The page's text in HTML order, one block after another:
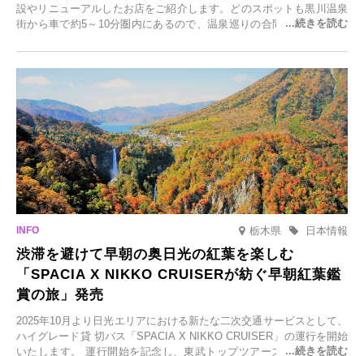
設やリニューアルしたお店をご紹介します。どのスポットも黒川温泉
街から車で約5～10分圏内にあるので、温泉巡りの合間に気軽に立ち
元食材にこだわったレストランなど、多彩な魅力が満載です。黒川温
泉の新たな楽しみとしてチェックしてみてください。
栃木県 日本情報
渋滞を避けて早朝の奥日光の紅葉を楽しむ
「SPACIA X NIKKO CRUISERが紡ぐ早朝紅葉鑑
賞の旅」発売
2025年10月より日光エリアにおける新たな二次交通サービスとして、
ハイグレード貸 切バス「SPACIA X NIKKO CRUISER」の運行を開始
いたします。 運行開始を記念し、東武トップツアーズ株式会社では